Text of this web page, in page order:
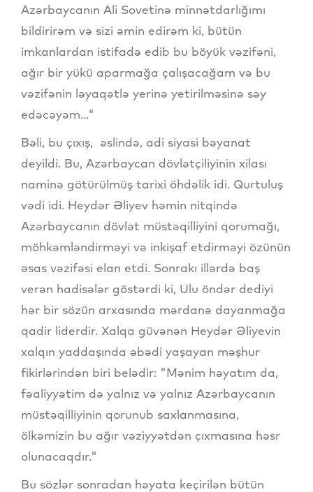
Azərbaycanın Ali Sovetinə minnətdarlığımı
bildirirəm və sizi əmin edirəm ki, bütün
imkanlardan istifadə edib bu böyük vəzifəni,
ağır bir yükü aparmağa çalışacağam və bu
vəzifənin ləyaqətlə yerinə yetirilməsinə səy
edəcəyəm..."
Bəli, bu çıxış, əslində, adi siyasi bəyanat
deyildi. Bu, Azərbaycan dövlətçiliyinin xilası
naminə götürülmüş tarixi öhdəlik idi. Qurtuluş
vədi idi. Heydər Əliyev həmin nitqində
Azərbaycanın dövlət müstəqilliyini qorumağı,
möhkəmləndirməyi və inkişaf etdirməyi özünün
əsas vəzifəsi elan etdi. Sonrakı illərdə baş
verən hadisələr göstərdi ki, Ulu öndər dediyi
hər bir sözün arxasında mərdanə dayanmağa
qadir liderdir. Xalqa güvənən Heydər Əliyevin
xalqın yaddaşında əbədi yaşayan məşhur
fikirlərindən biri belədir: "Mənim həyatım da,
fəaliyyətim də yalnız və yalnız Azərbaycanın
müstəqilliyinin qorunub saxlanmasına,
ölkəmizin bu ağır vəziyyətdən çıxmasına həsr
olunacaqdır."
Bu sözlər sonradan həyata keçirilən bütün